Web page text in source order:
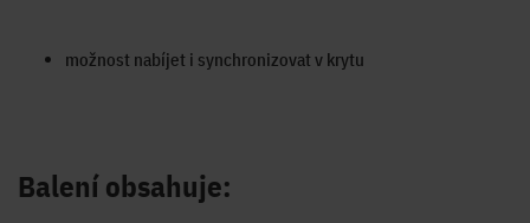
možnost nabíjet i synchronizovat v krytu
Balení obsahuje: